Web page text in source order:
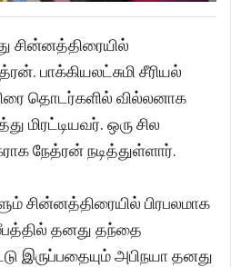
சின்னத்திரையில்
பாக்கியலட்சுமி சீரியல்
தொடர்களில் வில்லனாக
மிரட்டியவர். ஒரு சில
நேத்ரன் நடித்துள்ளார்.
சின்னத்திரையில் பிரபலமாக
தனது தந்தை
இருப்பதையும் அபிநயா தனது